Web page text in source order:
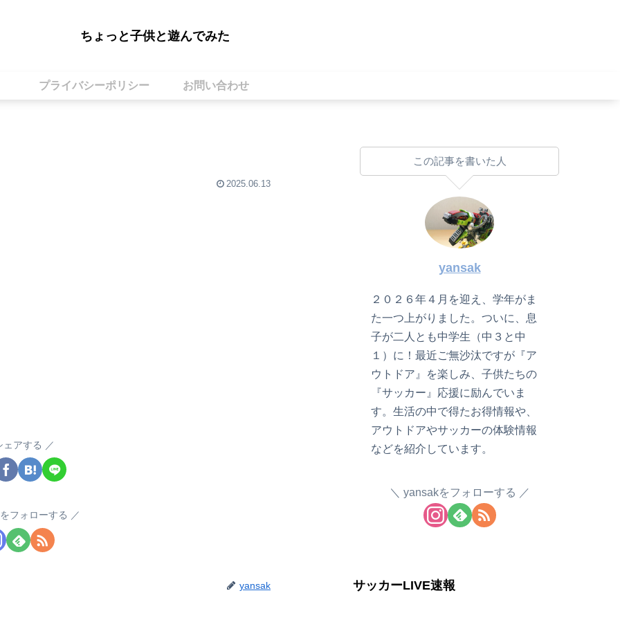
ちょっと子供と遊んでみた
プライバシーポリシー お問い合わせ
2025.06.13
ェアする
フォローする
yansak
この記事を書いた人
yansak
２０２６年４月を迎え、学年がま
た一つ上がりました。ついに、息
子が二人とも中学生（中３と中
１）に！最近ご無沙汰ですが『ア
ウトドア』を楽しみ、子供たちの
『サッカー』応援に励んでいま
す。生活の中で得たお得情報や、
アウトドアやサッカーの体験情報
などを紹介しています。
yansakをフォローする
サッカーLIVE速報